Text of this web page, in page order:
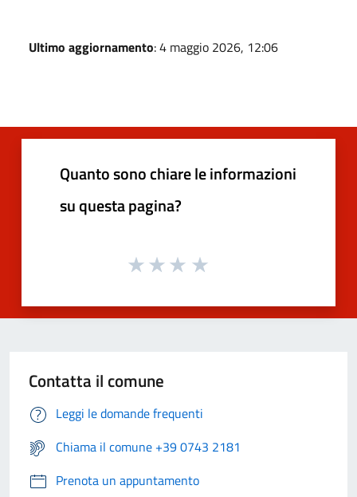
Ultimo aggiornamento: 4 maggio 2026, 12:06
Quanto sono chiare le informazioni
su questa pagina?
Contatta il comune
Leggi le domande frequenti
Chiama il comune +39 0743 2181
Prenota un appuntamento